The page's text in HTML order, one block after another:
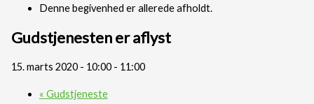
Denne begivenhed er allerede afholdt.
Gudstjenesten er aflyst
15. marts 2020 - 10:00- 11:00
« Gudstjeneste